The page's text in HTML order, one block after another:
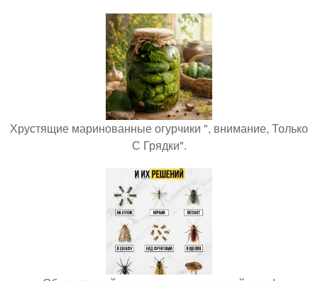
Хрустящие маринованные огурчики ", внимание, Только
С Грядки".